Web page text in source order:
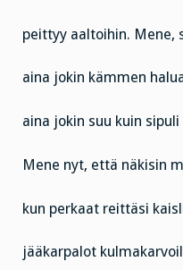
peittyy aaltoihin. Mene,
aina jokin kämmen
aina jokin suu kuin
Mene nyt, että näkisin
kun perkaat reittäsi
jääkarpalot